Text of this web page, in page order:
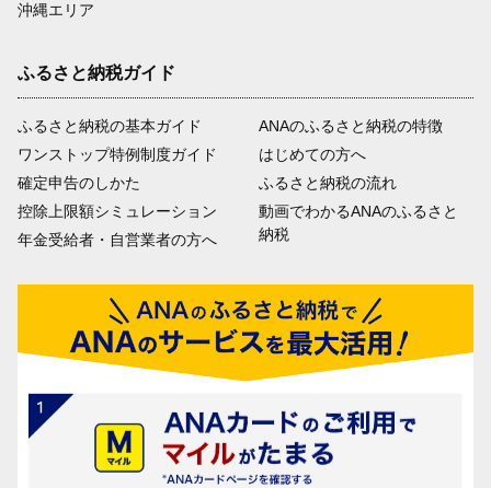
沖縄エリア
ふるさと納税ガイド
ふるさと納税の基本ガイド
ワンストップ特例制度ガイド
確定申告のしかた
控除上限額シミュレーション
年金受給者・自営業者の方へ
ANAのふるさと納税の特徴
はじめての方へ
ふるさと納税の流れ
動画でわかるANAのふるさと
納税